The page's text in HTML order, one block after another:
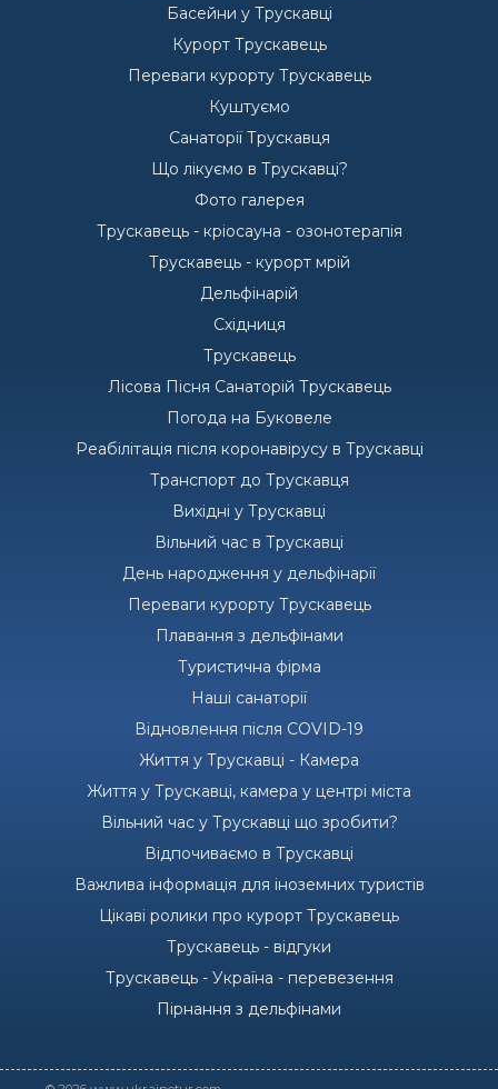
Басейни у Трускавці
Курорт Трускавець
Переваги курорту Трускавець
Куштуємо
Санаторії Трускавця
Що лікуємо в Трускавці?
Фото галерея
Трускавець - кріосауна - озонотерапія
Трускавець - курорт мрій
Дельфінарій
Східниця
Трускавець
Лісова Пісня Санаторій Трускавець
Погода на Буковеле
Реабілітація після коронавірусу в Трускавці
Транспорт до Трускавця
Вихідні у Трускавці
Вільний час в Трускавці
День народження у дельфінарії
Переваги курорту Трускавець
Плавання з дельфінами
Туристична фірма
Наші санаторії
Відновлення після COVID-19
Життя у Трускавці - Камера
Життя у Трускавці, камера у центрі міста
Вільний час у Трускавці що зробити?
Відпочиваємо в Трускавці
Важлива інформація для іноземних туристів
Цікаві ролики про курорт Трускавець
Трускавець - відгуки
Трускавець - Україна - перевезення
Пірнання з дельфінами